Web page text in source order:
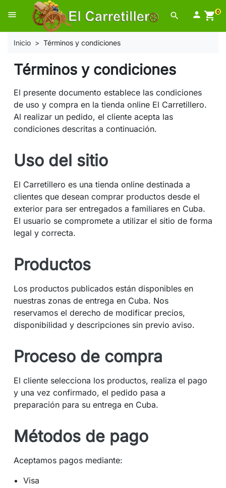
search
menu  shopping_cart0
Inicio Términos y condiciones
Términos y condiciones
El presente documento establece las condiciones
de uso y compra en la tienda online El Carretillero.
Al realizar un pedido, el cliente acepta las
condiciones descritas a continuación.
Uso del sitio
El Carretillero es una tienda online destinada a
clientes que desean comprar productos desde el
exterior para ser entregados a familiares en Cuba.
El usuario se compromete a utilizar el sitio de forma
legal y correcta.
Productos
Los productos publicados están disponibles en
nuestras zonas de entrega en Cuba. Nos
reservamos el derecho de modificar precios,
disponibilidad y descripciones sin previo aviso.
Proceso de compra
El cliente selecciona los productos, realiza el pago
y una vez confirmado, el pedido pasa a
preparación para su entrega en Cuba.
Métodos de pago
Aceptamos pagos mediante:
Visa